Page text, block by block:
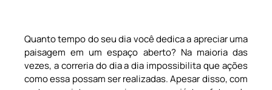
Quanto tempo do seu dia você dedica a apreciar uma
paisagem em um espaço aberto? Na maioria das
vezes, a correria do dia a dia impossibilita que ações
como essa possam ser realizadas. Apesar disso, com